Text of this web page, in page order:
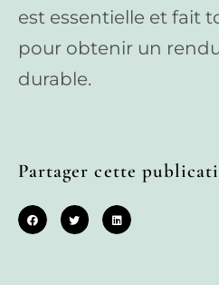
est essentielle et fait
pour obtenir un
durable.
Partager cette